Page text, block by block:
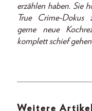
erzählen haben. Sie
True Crime-Dokus
gerne neue
komplett schief
Weitere